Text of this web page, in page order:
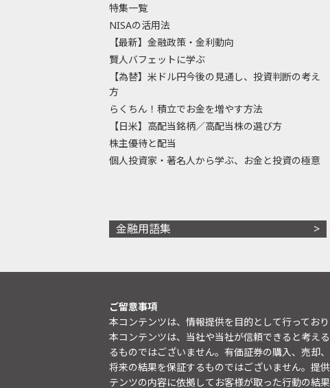
特集一覧
NISAの活用法
【最新】金融政策・金利動向
賢人バフェットに学ぶ
【為替】米ドル円今後の見通し、投資判断の考え
方
らくちん！積立でお金を増やす方法
【日米】高配当銘柄／高配当株の選び方
株主優待と配当
個人投資家・著名人から学ぶ、お金と投資の極意
金融用語集
ご留意事項
本コンテンツは、情報提供を目的として行っており
本コンテンツは、当社や当社が信頼できると考え
るものではございません。有価証券の購入、売却
将来の結果を保証するものではございません。提
テンツの内容に依拠してお客様が取った行動の結